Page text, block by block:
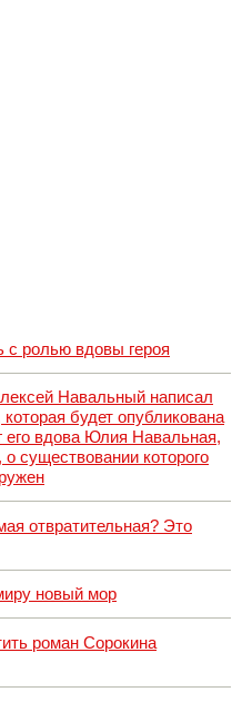
с ролью вдовы героя
Навальный написал
будет опубликована
его вдова Юлия Навальная,
существовании которого
отвратительная? Это
новый мор
роман Сорокина